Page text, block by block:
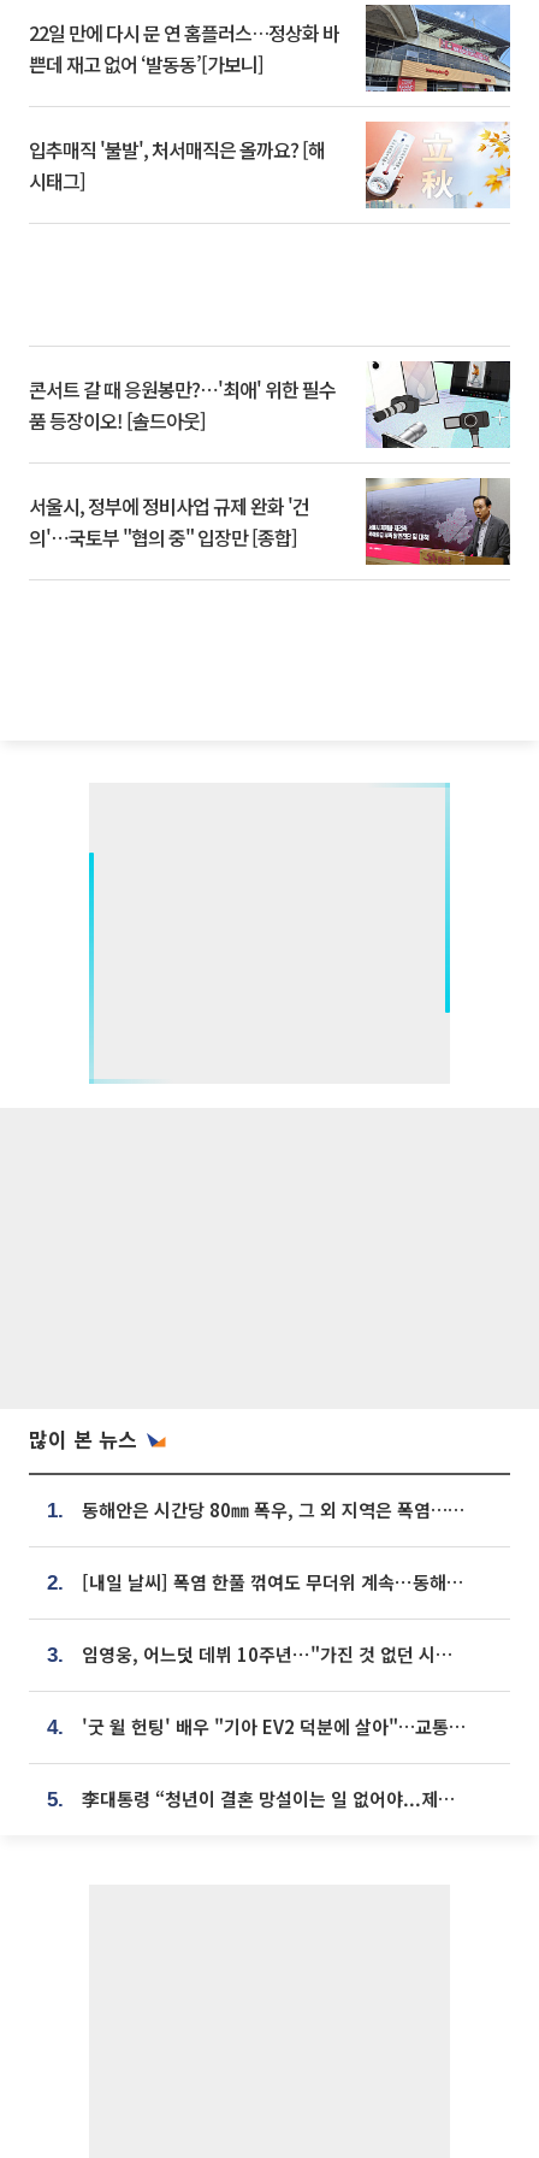
22일 만에 다시 문 연 홈플러스…정상화 바
쁜데 재고 없어 ‘발동동’[가보니]
입추매직 '불발', 처서매직은 올까요? [해
시태그]
콘서트 갈 때 응원봉만?⋯'최애' 위한 필수
품 등장이오! [솔드아웃]
서울시, 정부에 정비사업 규제 완화 '건
의'⋯국토부 "협의 중" 입장만 [종합]
많이 본 뉴스
1. 동해안은 시간당 80㎜ 폭우, 그 외 지역은 폭염…‘극과 극 날씨’
2. [내일 날씨] 폭염 한풀 꺾여도 무더위 계속⋯동해안 이틀 연속 비
3. 임영웅, 어느덧 데뷔 10주년⋯"가진 것 없던 시절, 내 앞엔 20명의 팬뿐"
4. '굿 윌 헌팅' 배우 "기아 EV2 덕분에 살아"…교통사고 후 안전성 극찬
5. 李대통령 “청년이 결혼 망설이는 일 없어야...제도상 불이익 조사”